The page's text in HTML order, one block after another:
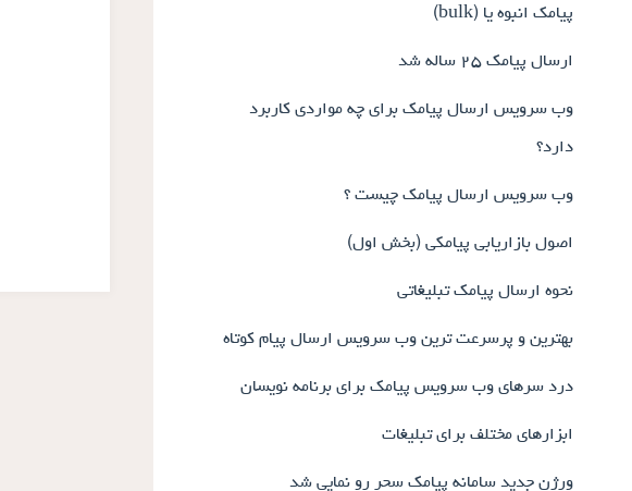
پیامک انبوه یا (bulk)
ارسال پیامک ۲۵ ساله شد
وب سرویس ارسال پیامک برای چه مواردی کاربرد
دارد؟
وب سرویس ارسال پیامک چیست ؟
اصول بازاریابی پیامکی (بخش اول)
نحوه ارسال پیامک تبلیغاتی
بهترین و پرسرعت ترین وب سرویس ارسال پیام کوتاه
درد سرهای وب سرویس پیامک برای برنامه نویسان
ابزارهای مختلف برای تبلیغات
ورژن جدید سامانه پیامک سحر رو نمایی شد